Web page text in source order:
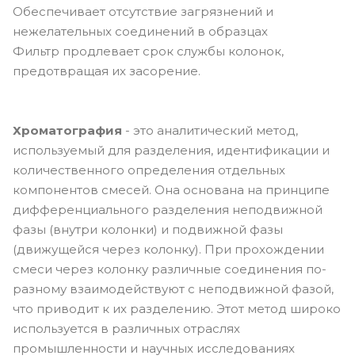
Обеспечивает отсутствие загрязнений и
нежелательных соединений в образцах
Фильтр продлевает срок службы колонок,
предотвращая их засорение.
Хроматография - это аналитический метод,
используемый для разделения, идентификации и
количественного определения отдельных
компонентов смесей. Она основана на принципе
дифференциального разделения неподвижной
фазы (внутри колонки) и подвижной фазы
(движущейся через колонку). При прохождении
смеси через колонку различные соединения по-
разному взаимодействуют с неподвижной фазой,
что приводит к их разделению. Этот метод широко
используется в различных отраслях
промышленности и научных исследованиях